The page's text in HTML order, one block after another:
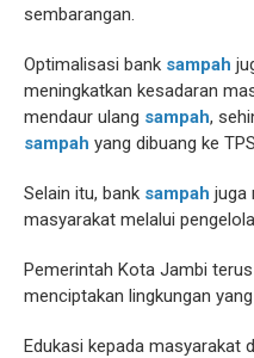
sembarangan.
Optimalisasi bank sampah
meningkatkan kesadaran
mendaur ulang sampah,
sampah yang dibuang ke
Selain itu, bank sampah juga
masyarakat melalui
Pemerintah Kota Jambi
menciptakan lingkungan
Edukasi kepada masyarakat